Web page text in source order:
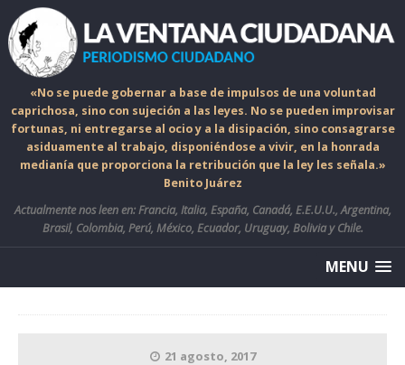
«No se puede gobernar a base de impulsos de una voluntad
caprichosa, sino con sujeción a las leyes. No se pueden improvisar
fortunas, ni entregarse al ocio y a la disipación, sino consagrarse
asiduamente al trabajo, disponiéndose a vivir, en la honrada
medianía que proporciona la retribución que la ley les señala.»
Benito Juárez
Actualmente nos leen en: Francia, Italia, España, Canadá, E.E.U.U., Argentina,
Brasil, Colombia, Perú, México, Ecuador, Uruguay, Bolivia y Chile.
MENU
21 agosto, 2017